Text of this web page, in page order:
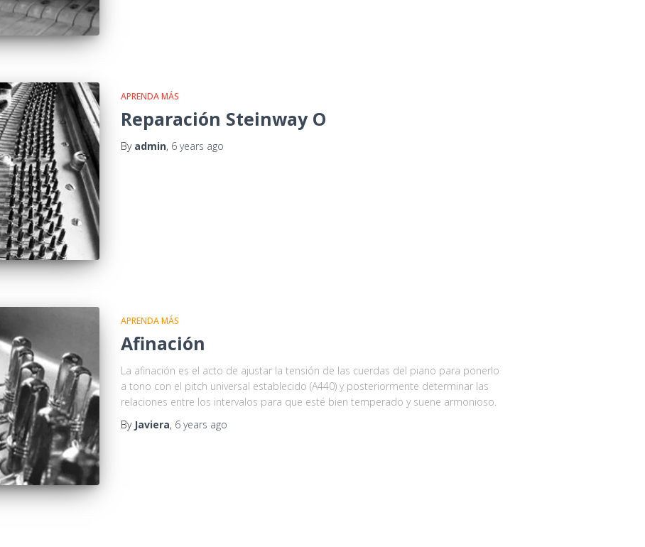
APRENDA MÁS
Reparación Steinway O
By admin, 6 years ago
APRENDA MÁS
Afinación
La afinación es el acto de ajustar la tensión de las cuerdas del piano para ponerlo
a tono con el pitch universal establecido (A440) y posteriormente determinar las
relaciones entre los intervalos para que esté bien temperado y suene armonioso.
By Javiera, 6 years ago